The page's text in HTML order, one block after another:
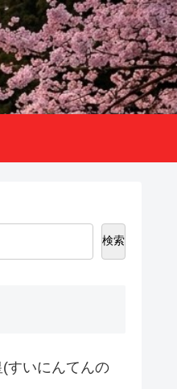
検索
(すいにんてんの